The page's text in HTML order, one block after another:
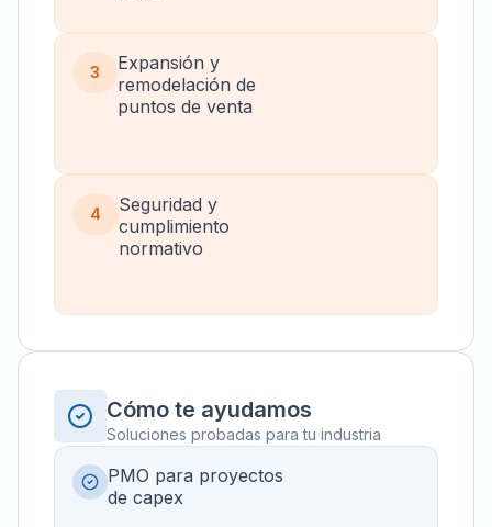
3
Expansión y
remodelación de
puntos de venta
4
Seguridad y
cumplimiento
normativo
Cómo te ayudamos
Soluciones probadas para tu industria
PMO para proyectos
de capex